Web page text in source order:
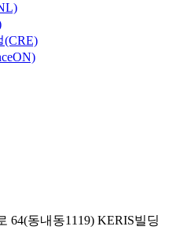
(CRE)
64(동내동1119) KERIS빌딩